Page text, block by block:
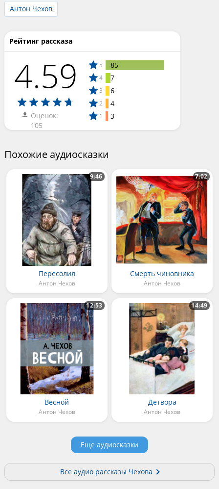
Антон Чехов
Рейтинг рассказа
4.59
Оценок:
105
5 85
4 7
3 6
2 4
1 3
Похожие аудиосказки
Пересолил
Антон Чехов
9:46
Смерть чиновника
Антон Чехов
7:02
Весной
Антон Чехов
12:53
Детвора
Антон Чехов
14:49
Еще аудиосказки
Все аудио рассказы Чехова